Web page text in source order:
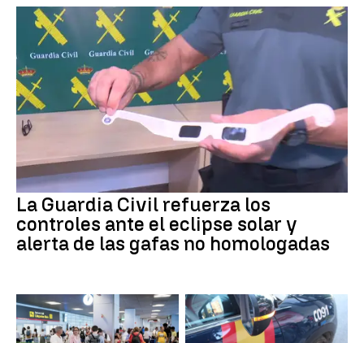
La Guardia Civil refuerza los
controles ante el eclipse solar y
alerta de las gafas no homologadas